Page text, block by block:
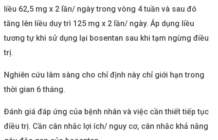
liều 62,5 mg x 2 lần/ ngày trong vòng 4 tuần và sau đó
tăng lên liều duy trì 125 mg x 2 lần/ ngày. Áp dụng liều
tương tự khi sử dụng lại bosentan sau khi tạm ngừng điều
trị.
Nghiên cứu lâm sàng cho chỉ định này chỉ giới hạn trong
thời gian 6 tháng.
Đánh giá đáp ứng của bệnh nhân và việc cần thiết tiếp tục
điều trị. Cần cân nhắc lợi ích/ nguy cơ, cân nhắc khả năng